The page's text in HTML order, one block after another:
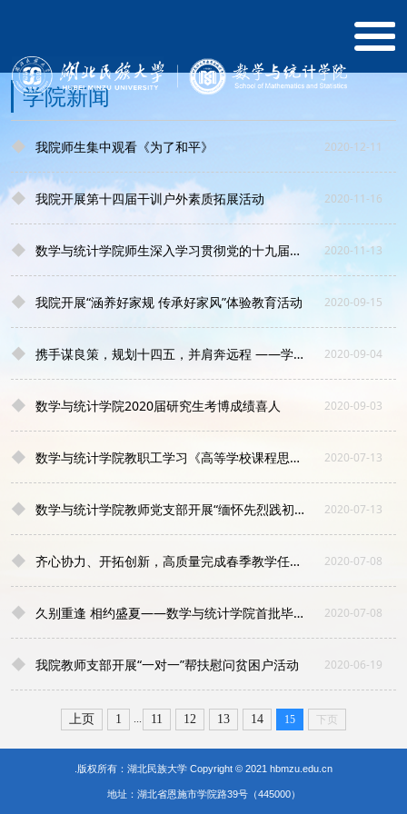
学院新闻
◆ 我院师生集中观看《为了和平》 2020-12-11
◆ 我院开展第十四届干训户外素质拓展活动 2020-11-16
◆ 数学与统计学院师生深入学习贯彻党的十九届五中全会精神 2020-11-13
◆ 我院开展“涵养好家规 传承好家风”体验教育活动 2020-09-15
◆ 携手谋良策，规划十四五，并肩奔远程 ——学院召开统战工作暨党外知识分子座谈会 2020-09-04
◆ 数学与统计学院2020届研究生考博成绩喜人 2020-09-03
◆ 数学与统计学院教职工学习《高等学校课程思政建设指导纲要》 2020-07-13
◆ 数学与统计学院教师党支部开展“缅怀先烈践初心”主题教育 2020-07-13
◆ 齐心协力、开拓创新，高质量完成春季教学任务 记数学与统计学院防疫期间线上教学 2020-07-08
◆ 久别重逢 相约盛夏——数学与统计学院首批毕业生顺利返校 2020-07-08
◆ 我院教师支部开展“一对一”帮扶慰问贫困户活动 2020-06-19
上页 1 11 12 13 14 15 下页
.版权所有：湖北民族大学 Copyright © 2021 hbmzu.edu.cn
地址：湖北省恩施市学院路39号（445000）